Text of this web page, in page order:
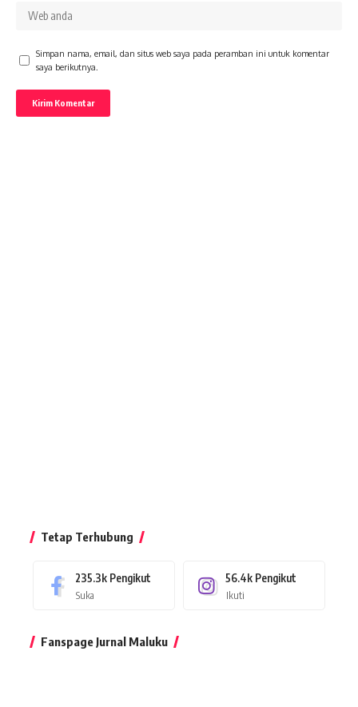
Simpan nama, email, dan situs web saya pada peramban ini untuk komentar
saya berikutnya.
Tetap Terhubung
235.3k Pengikut
Suka
56.4k Pengikut
Ikuti
Fanspage Jurnal Maluku